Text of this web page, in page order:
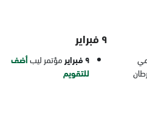
٩ فبراير
٩ فبراير مؤتمر ليبأضف
للتقويم